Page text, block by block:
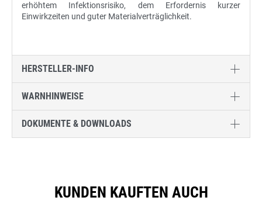
erhöhtem Infektionsrisiko, dem Erfordernis kurzer
Einwirkzeiten und guter Materialverträglichkeit.
HERSTELLER-INFO
WARNHINWEISE
DOKUMENTE & DOWNLOADS
KUNDEN KAUFTEN AUCH